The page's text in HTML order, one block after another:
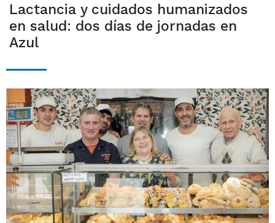
Lactancia y cuidados humanizados
en salud: dos días de jornadas en
Azul